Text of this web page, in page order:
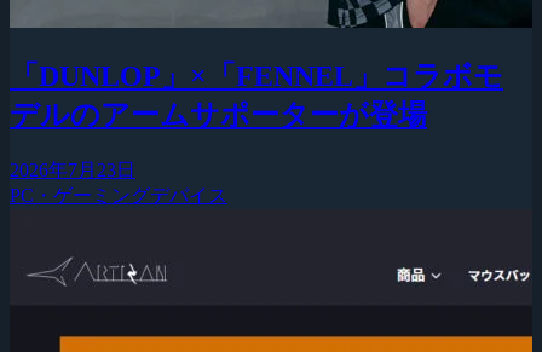
「DUNLOP」×「FENNEL」コラボモ
デルのアームサポーターが登場
2026年7月23日
PC・ゲーミングデバイス